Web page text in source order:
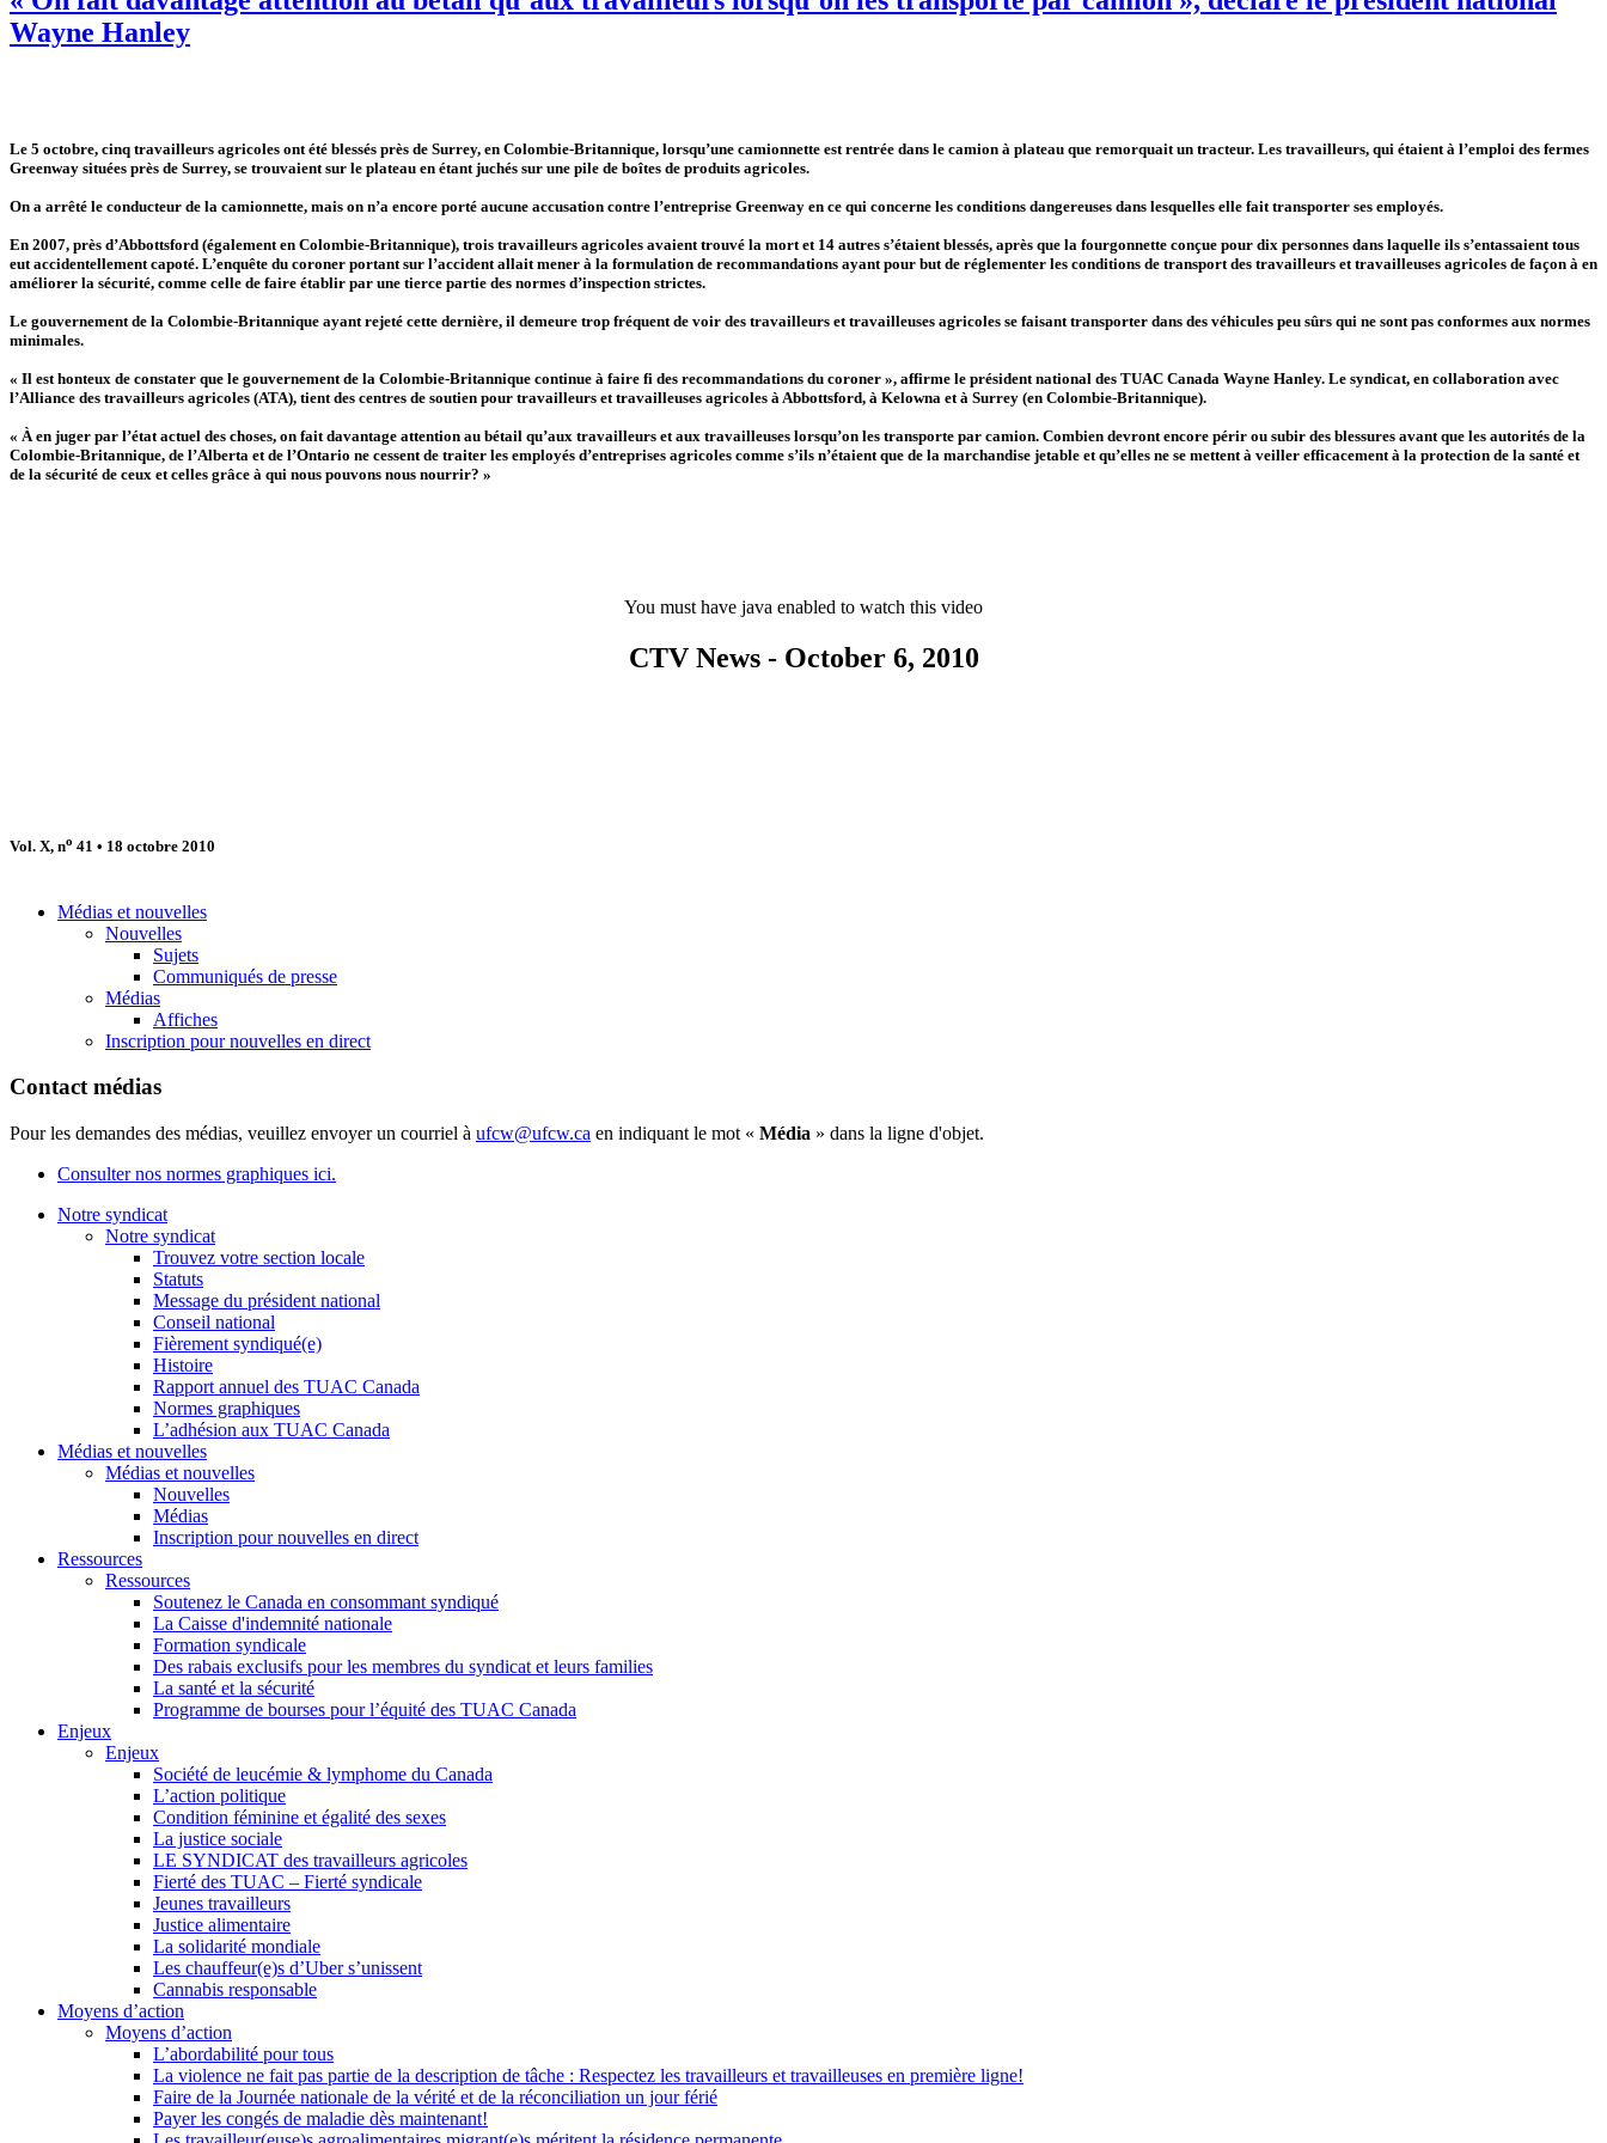
Wayne Hanley
Le 5 octobre, cinq travailleurs agricoles ont été blessés près de Surrey, en Colombie-Britannique, lorsqu’une camionnette est rentrée dans le camion à plateau que remorquait un tracteur. Les travailleurs, qui étaient à l’emploi des fermes
Greenway situées près de Surrey, se trouvaient sur le plateau en étant juchés sur une pile de boîtes de produits agricoles.
On a arrêté le conducteur de la camionnette, mais on n’a encore porté aucune accusation contre l’entreprise Greenway en ce qui concerne les conditions dangereuses dans lesquelles elle fait transporter ses employés.
En 2007, près d’Abbottsford (également en Colombie-Britannique), trois travailleurs agricoles avaient trouvé la mort et 14 autres s’étaient blessés, après que la fourgonnette conçue pour dix personnes dans laquelle ils s’entassaient tous
eut accidentellement capoté. L’enquête du coroner portant sur l’accident allait mener à la formulation de recommandations ayant pour but de réglementer les conditions de transport des travailleurs et travailleuses agricoles de façon à en
améliorer la sécurité, comme celle de faire établir par une tierce partie des normes d’inspection strictes.
Le gouvernement de la Colombie-Britannique ayant rejeté cette dernière, il demeure trop fréquent de voir des travailleurs et travailleuses agricoles se faisant transporter dans des véhicules peu sûrs qui ne sont pas conformes aux normes
minimales.
« Il est honteux de constater que le gouvernement de la Colombie-Britannique continue à faire fi des recommandations du coroner », affirme le président national des TUAC Canada Wayne Hanley. Le syndicat, en collaboration avec
l’Alliance des travailleurs agricoles (ATA), tient des centres de soutien pour travailleurs et travailleuses agricoles à Abbottsford, à Kelowna et à Surrey (en Colombie-Britannique).
« À en juger par l’état actuel des choses, on fait davantage attention au bétail qu’aux travailleurs et aux travailleuses lorsqu’on les transporte par camion. Combien devront encore périr ou subir des blessures avant que les autorités de la
Colombie-Britannique, de l’Alberta et de l’Ontario ne cessent de traiter les employés d’entreprises agricoles comme s’ils n’étaient que de la marchandise jetable et qu’elles ne se mettent à veiller efficacement à la protection de la santé et
de la sécurité de ceux et celles grâce à qui nous pouvons nous nourrir? »
You must have java enabled to watch this video
CTV News - October 6, 2010
Vol. X, no 41 • 18 octobre 2010
Médias et nouvelles
Nouvelles
Sujets
Communiqués de presse
Médias
Affiches
Inscription pour nouvelles en direct
Contact médias
Pour les demandes des médias, veuillez envoyer un courriel à ufcw@ufcw.ca en indiquant le mot « Média » dans la ligne d'objet.
Consulter nos normes graphiques ici.
Notre syndicat
Notre syndicat
Trouvez votre section locale
Statuts
Message du président national
Conseil national
Fièrement syndiqué(e)
Histoire
Rapport annuel des TUAC Canada
Normes graphiques
L’adhésion aux TUAC Canada
Médias et nouvelles
Médias et nouvelles
Nouvelles
Médias
Inscription pour nouvelles en direct
Ressources
Ressources
Soutenez le Canada en consommant syndiqué
La Caisse d'indemnité nationale
Formation syndicale
Des rabais exclusifs pour les membres du syndicat et leurs families
La santé et la sécurité
Programme de bourses pour l’équité des TUAC Canada
Enjeux
Enjeux
Société de leucémie & lymphome du Canada
L’action politique
Condition féminine et égalité des sexes
La justice sociale
LE SYNDICAT des travailleurs agricoles
Fierté des TUAC – Fierté syndicale
Jeunes travailleurs
Justice alimentaire
La solidarité mondiale
Les chauffeur(e)s d’Uber s’unissent
Cannabis responsable
Moyens d’action
Moyens d’action
L’abordabilité pour tous
La violence ne fait pas partie de la description de tâche : Respectez les travailleurs et travailleuses en première ligne!
Faire de la Journée nationale de la vérité et de la réconciliation un jour férié
Payer les congés de maladie dès maintenant!